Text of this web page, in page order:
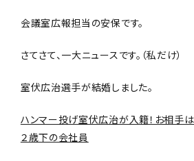
会議室広報担当の安保です。
さてさて、一大ニュースです。（私だけ）
室伏広治選手が結婚しました。
ハンマー投げ室伏広治が入籍！お相手は
２歳下の会社員